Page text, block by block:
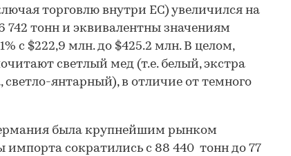
торговлю внутри ЕС) увеличился на
742 тонн и эквивалентны значениям
с $222,9 млн. до $425.2 млн. В целом,
светлый мед (т.е. белый, экстра
светло-янтарный), в отличие от темного
была крупнейшим рынком
импорта сократились с 88 440 тонн до 77